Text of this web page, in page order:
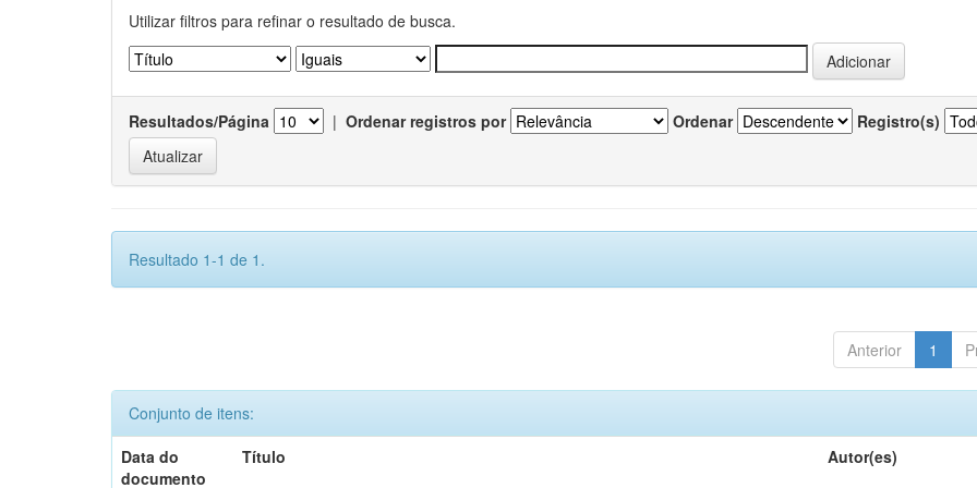
Utilizar filtros para refinar o resultado de busca.
Resultados/Página | Ordenar registros por Ordenar Registro(s)
Resultado 1-1 de 1.
Anterior 1
Conjunto de itens:
Data do
documento
Título Autor(es)